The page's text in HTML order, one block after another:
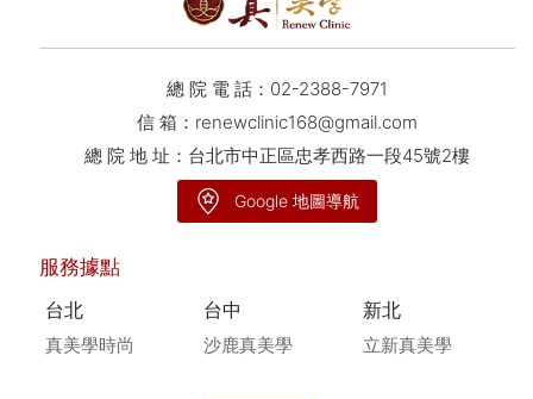
總 院 電 話： 02-2388-7971
信 箱： renewclinic168@gmail.com
總 院 地 址：台北市中正區忠孝西路一段45號2樓
Google 地圖導航
服務據點
台北
真美學時尚
台中
沙鹿真美學
新北
立新真美學